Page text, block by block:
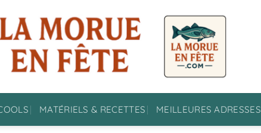
MATÉRIELS & RECETTES MEILLEURES ADRESSES